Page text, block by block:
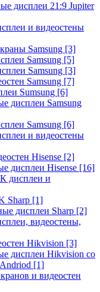
дисплеи 21:9 Jupiter
и видеостены
Samsung [3]
Samsung [5]
Samsung [3]
Samsung [7]
Sumsung [6]
дисплеи Samsung
Samsung [6]
и видеостены
Hisense [2]
дисплеи Hisense [16]
дисплеи и
Sharp [1]
дисплеи Sharp [2]
видеостены,
Hikvision [3]
дисплеи Hikvision со
[1]
и видеостен